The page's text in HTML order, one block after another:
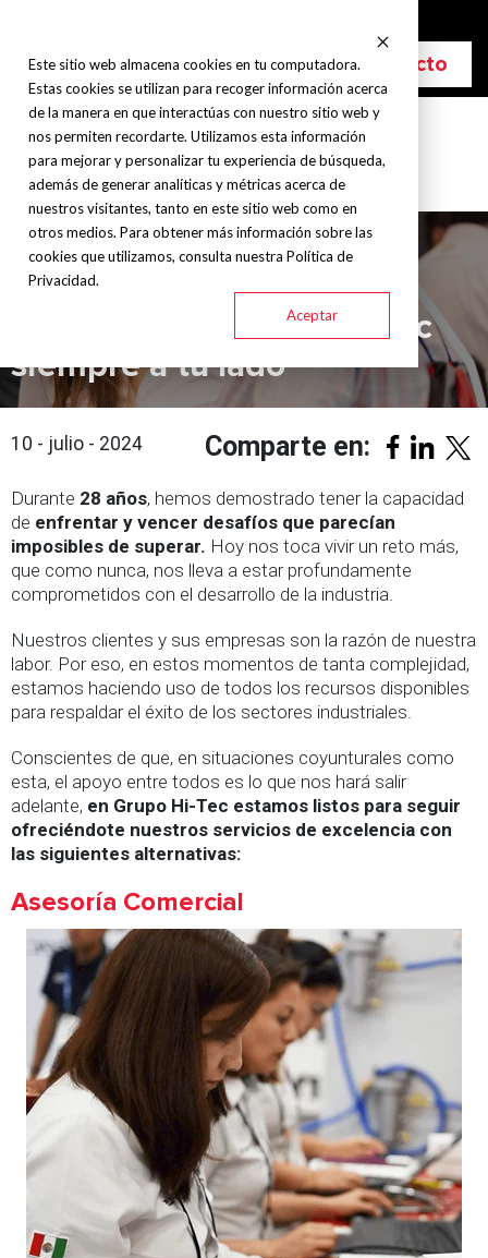
Este sitio web almacena cookies en tu computadora.
Estas cookies se utilizan para recoger información acerca
de la manera en que interactúas con nuestro sitio web y
nos permiten recordarte. Utilizamos esta información
para mejorar y personalizar tu experiencia de búsqueda,
además de generar analíticas y métricas acerca de
nuestros visitantes, tanto en este sitio web como en
otros medios. Para obtener más información sobre las
cookies que utilizamos, consulta nuestra Política de
Privacidad.
Aceptar
Contacto
Comunicado: Grupo Hi-Tec
siempre a tu lado
10 - julio - 2024 Comparte en:
Durante 28 años, hemos demostrado tener la capacidad
de enfrentar y vencer desafíos que parecían
imposibles de superar. Hoy nos toca vivir un reto más,
que como nunca, nos lleva a estar profundamente
comprometidos con el desarrollo de la industria.
Nuestros clientes y sus empresas son la razón de nuestra
labor. Por eso, en estos momentos de tanta complejidad,
estamos haciendo uso de todos los recursos disponibles
para respaldar el éxito de los sectores industriales.
Conscientes de que, en situaciones coyunturales como
esta, el apoyo entre todos es lo que nos hará salir
adelante, en Grupo Hi-Tec estamos listos para seguir
ofreciéndote nuestros servicios de excelencia con
las siguientes alternativas:
Asesoría Comercial